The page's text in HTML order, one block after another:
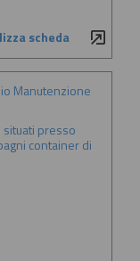
scheda
Manutenzione
presso
container di